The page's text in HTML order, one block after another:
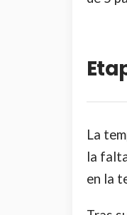
La
la
en la